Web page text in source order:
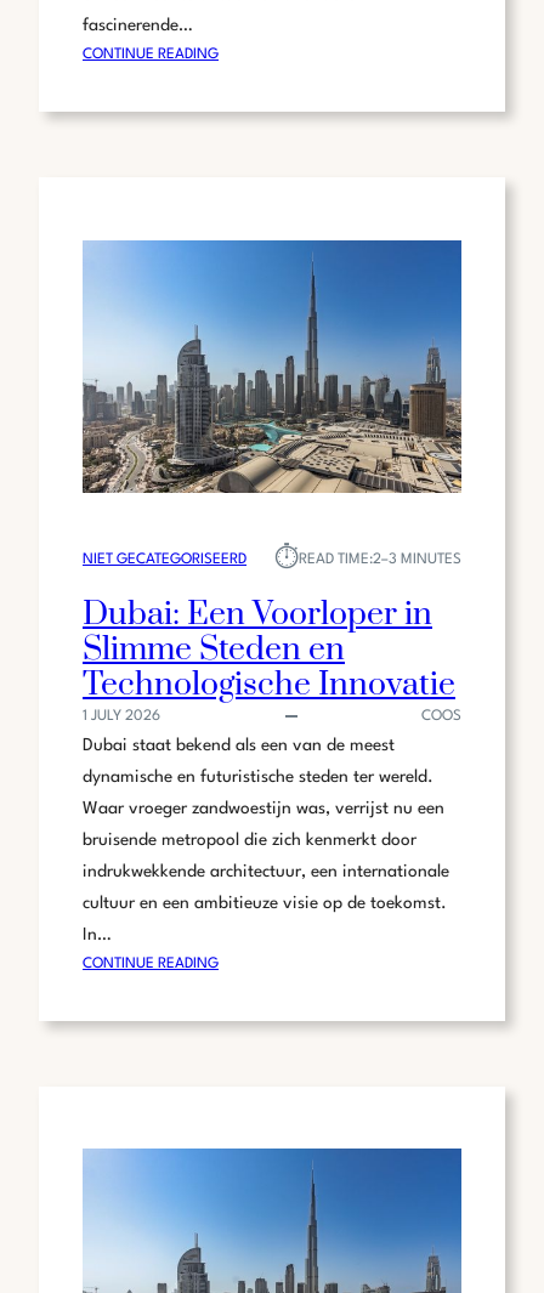
fascinerende…
CONTINUE READING:
MEER
NIET GECATEGORISEERD ⏱︎READ TIME:2–3 MINUTES
Dubai: Een Voorloper in
Slimme Steden en
Technologische Innovatie
1 JULY 2026 COOS
Dubai staat bekend als een van de meest
dynamische en futuristische steden ter wereld.
Waar vroeger zandwoestijn was, verrijst nu een
bruisende metropool die zich kenmerkt door
indrukwekkende architectuur, een internationale
cultuur en een ambitieuze visie op de toekomst.
In…
CONTINUE READING:
EN